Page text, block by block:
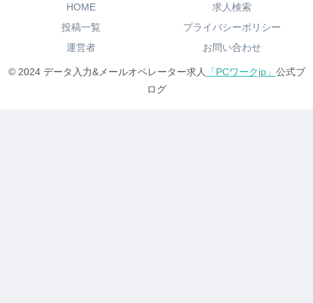
HOME
求人検索
投稿一覧
プライバシーポリシー
運営者
お問い合わせ
© 2024 データ入力&メールオペレーター求人 「PCワークjp」 公式ブ
ログ